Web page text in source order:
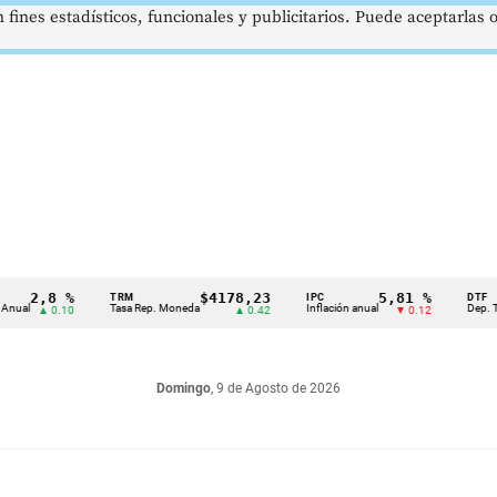
2,8 %
▲ 0.10
TRM
Tasa Rep. Moneda
$4178,23
▲ 0.42
IPC
Inflación anual
5,81 %
▼ 0.12
DTF
Dep.
Domingo, 9 de Agosto de 2026
estadísticos, funcionales y publicitarios. Puede aceptarlas